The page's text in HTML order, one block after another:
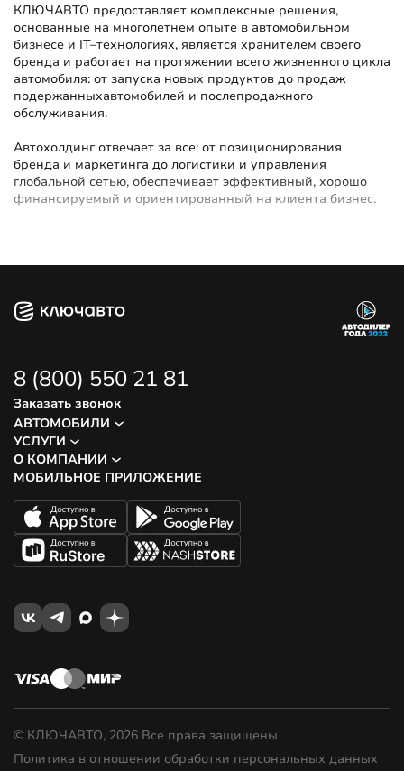
КЛЮЧАВТО предоставляет комплексные решения,
основанные на многолетнем опыте в автомобильном
бизнесе и IT–технологиях, является хранителем своего
бренда и работает на протяжении всего жизненного цикла
автомобиля: от запуска новых продуктов до продаж
подержанныхавтомобилей и послепродажного
обслуживания.
Автохолдинг отвечает за все: от позиционирования
бренда и маркетинга до логистики и управления
глобальной сетью, обеспечивает эффективный, хорошо
финансируемый и ориентированный на клиента бизнес.
8 (800) 550 21 81
Заказать звонок
АВТОМОБИЛИ
УСЛУГИ
О КОМПАНИИ
МОБИЛЬНОЕ ПРИЛОЖЕНИЕ
© КЛЮЧАВТО, 2026 Все права защищены
Политика в отношении обработки персональных данных